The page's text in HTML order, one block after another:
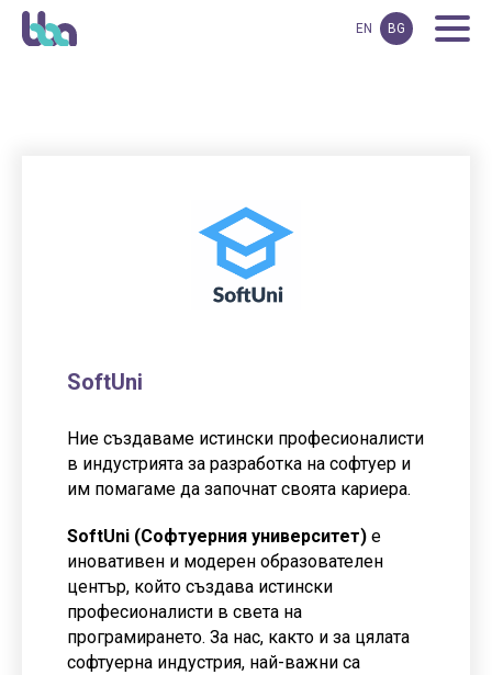
EN BG
SoftUni
Ние създаваме истински професионалисти
в индустрията за разработка на софтуер и
им помагаме да започнат своята кариера.
SoftUni (Софтуерния университет)е
иновативен и модерен образователен
център, който създава истински
професионалисти в света на
програмирането. За нас, както и за цялата
софтуерна индустрия, най-важни са